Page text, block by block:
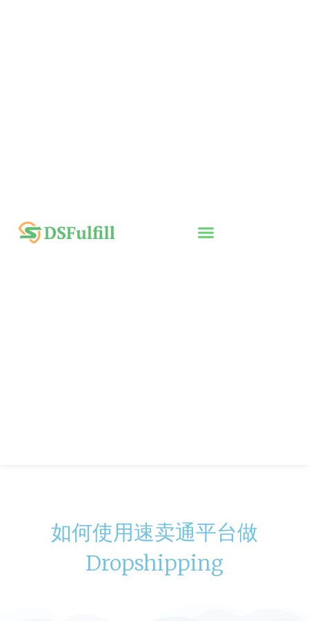
如何使用速卖通平台做
Dropshipping